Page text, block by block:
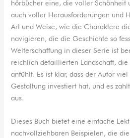
hörbücher eine, die voller Schönheit
auch voller Herausforderungen und
Art und Weise, wie die Charaktere
navigieren, die die Geschichte so
Welterschaffung in dieser Serie ist
reichlich detaillierten Landschaft,
anfühlt. Es ist klar, dass der Autor
Gestaltung investiert hat, und es
aus.
Dieses Buch bietet eine einfache
nachvollziehbaren Beispielen, die